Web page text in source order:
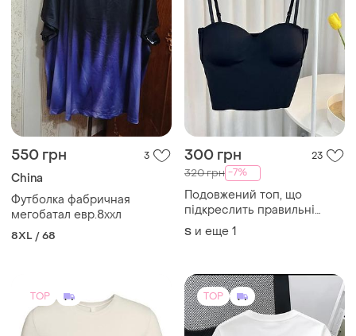
550 грн 3
China
Футболка фабричная
мегобатал евр.8ххл
8XL / 68
300 грн 23
320 грн -7%
Подовжений топ, що
підкреслить правильні
місця😉
S и еще 1
TOP TOP